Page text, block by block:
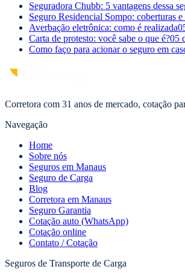
Seguradora Chubb: 5 vantagens dessa
Seguro Residencial Sompo: coberturas
Averbação eletrônica: como é realizada
Carta de protesto: você sabe o que é?05
Como faço para acionar o seguro em
Corretora com 31 anos de mercado, cotação
Navegação
Home
Sobre nós
Seguros em Manaus
Seguro de Carga
Blog
Corretora em Manaus
Seguro Garantia
Cotação auto (WhatsApp)
Cotação online
Contato / Cotação
Seguros de Transporte de Carga